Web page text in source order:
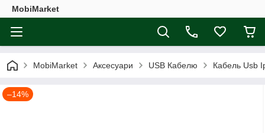
MobiMarket
MobiMarket Аксесуари USB Кабелю Кабель Usb
–14%